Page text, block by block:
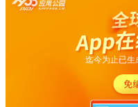
迄今为止已生